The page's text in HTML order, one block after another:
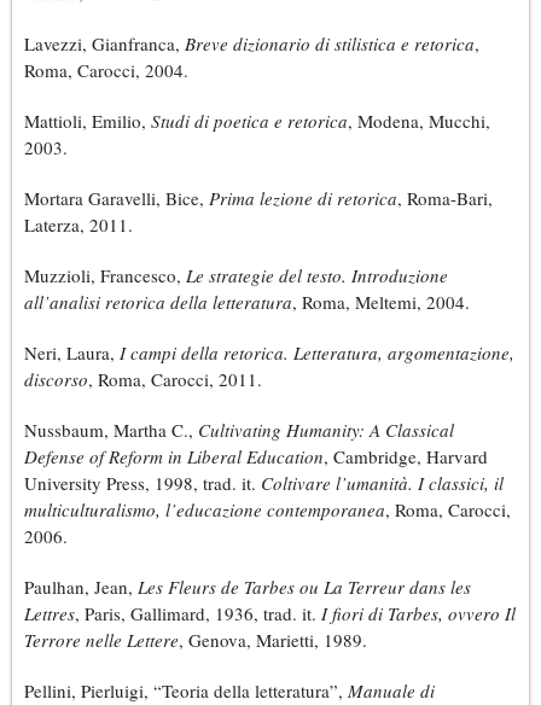
Lavezzi, Gianfranca, Breve dizionario di stilistica e retorica,
Roma, Carocci, 2004.
Mattioli, Emilio, Studi di poetica e retorica, Modena, Mucchi,
2003.
Mortara Garavelli, Bice, Prima lezione di retorica, Roma-Bari,
Laterza, 2011.
Muzzioli, Francesco, Le strategie del testo. Introduzione
all’analisi retorica della letteratura, Roma, Meltemi, 2004.
Neri, Laura, I campi della retorica. Letteratura, argomentazione,
discorso, Roma, Carocci, 2011.
Nussbaum, Martha C., Cultivating Humanity: A Classical
Defense of Reform in Liberal Education, Cambridge, Harvard
University Press, 1998, trad. it. Coltivare l’umanità. I classici, il
multiculturalismo, l’educazione contemporanea, Roma, Carocci,
2006.
Paulhan, Jean, Les Fleurs de Tarbes ou La Terreur dans les
Lettres, Paris, Gallimard, 1936, trad. it. I fiori di Tarbes, ovvero Il
Terrore nelle Lettere, Genova, Marietti, 1989.
Pellini, Pierluigi, “Teoria della letteratura”, Manuale di